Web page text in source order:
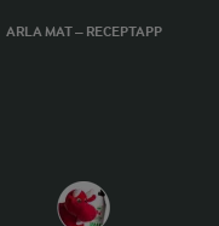
ARLA MAT – RECEPTAPP